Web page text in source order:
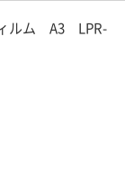
ルム A3 LPR-